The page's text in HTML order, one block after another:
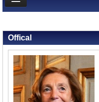
Infos
Gouvernement
Ministères/Directions
Elections européennes
Offical